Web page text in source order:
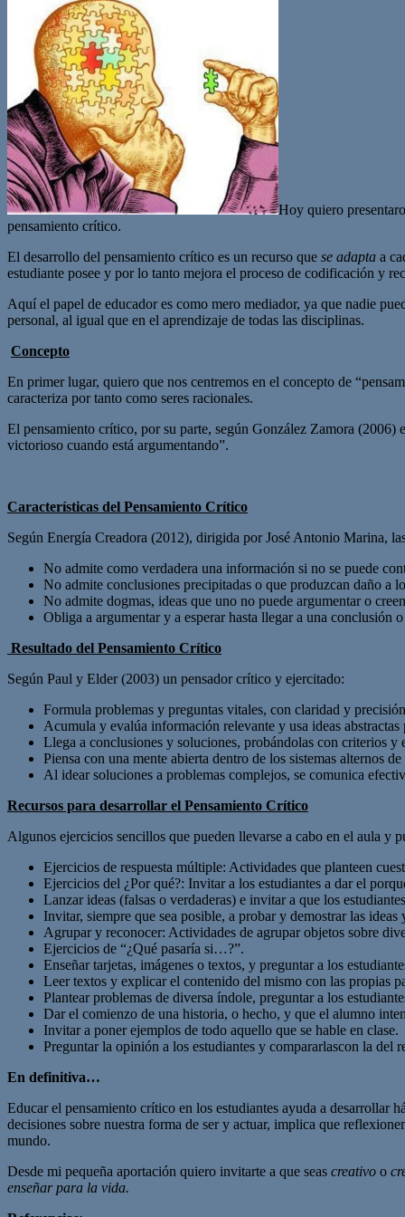
Hoy quiero
pensamiento crítico.
El desarrollo del pensamiento crítico es un recurso que se adapta a
estudiante posee y por lo tanto mejora el proceso de codificación y
Aquí el papel de educador es como mero mediador, ya que nadie
personal, al igual que en el aprendizaje de todas las disciplinas.
Concepto
En primer lugar, quiero que nos centremos en el concepto de
caracteriza por tanto como seres racionales.
El pensamiento crítico, por su parte, según González Zamora (2006)
victorioso cuando está argumentando”.
Características del Pensamiento Crítico
Según Energía Creadora (2012), dirigida por José Antonio Marina,
No admite como verdadera una información si no se puede
No admite conclusiones precipitadas o que produzcan daño a
No admite dogmas, ideas que uno no puede argumentar o
Obliga a argumentar y a esperar hasta llegar a una conclusión
Resultado del Pensamiento Crítico
Según Paul y Elder (2003) un pensador crítico y ejercitado:
Formula problemas y preguntas vitales, con claridad y
Acumula y evalúa información relevante y usa ideas
Llega a conclusiones y soluciones, probándolas con criterios y
Piensa con una mente abierta dentro de los sistemas alternos
Al idear soluciones a problemas complejos, se comunica
Recursos para desarrollar el Pensamiento Crítico
Algunos ejercicios sencillos que pueden llevarse a cabo en el aula y
Ejercicios de respuesta múltiple: Actividades que planteen
Ejercicios del ¿Por qué?: Invitar a los estudiantes a dar el
Lanzar ideas (falsas o verdaderas) e invitar a que los
Invitar, siempre que sea posible, a probar y demostrar las ideas
Agrupar y reconocer: Actividades de agrupar objetos sobre
Ejercicios de “¿Qué pasaría si…?”.
Enseñar tarjetas, imágenes o textos, y preguntar a los
Leer textos y explicar el contenido del mismo con las propias
Plantear problemas de diversa índole, preguntar a los
Dar el comienzo de una historia, o hecho, y que el alumno
Invitar a poner ejemplos de todo aquello que se hable en clase.
Preguntar la opinión a los estudiantes y compararlascon la del
En definitiva…
Educar el pensamiento crítico en los estudiantes ayuda a desarrollar
decisiones sobre nuestra forma de ser y actuar, implica que
mundo.
Desde mi pequeña aportación quiero invitarte a que seas creativo o
enseñar para la vida.